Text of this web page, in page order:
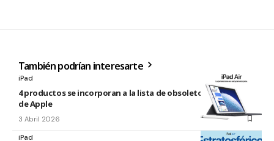
También podrían interesarte
iPad
4 productos se incorporan a la lista de obsoletos y antiguos
de Apple
3 Abril 2026
iPad